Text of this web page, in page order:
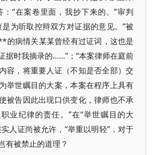
：“在案卷里面，我抄下来的。”审判
为听取控辩双方对证据的意见。”被
的病情关某某曾经有过证词，这也是
据时我摘录的……”；“本案律师在庭前
容，将重要人证（不知是否全部）交
举世瞩目的大案，本案在程序上具有
被告因此出现口供变化，律师也不承
业纪律的责任。”在“举世瞩目的大
人证尚被允许，“举重以明轻”，对于
有被禁止的道理？